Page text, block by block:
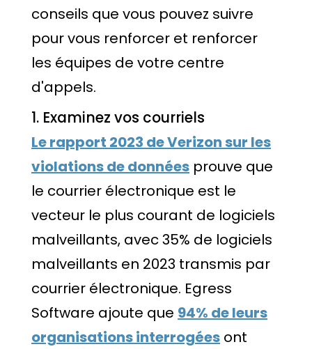
conseils que vous pouvez suivre
pour vous renforcer et renforcer
les équipes de votre centre
d'appels.
1. Examinez vos courriels
Le rapport 2023 de Verizon sur les
violations de données prouve que
le courrier électronique est le
vecteur le plus courant de logiciels
malveillants, avec 35% de logiciels
malveillants en 2023 transmis par
courrier électronique. Egress
Software ajoute que 94% de leurs
organisations interrogées ont